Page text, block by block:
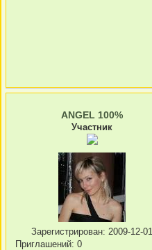
ANGEL 100%
Участник
Зарегистрирован: 2009-12-01
Приглашений: 0